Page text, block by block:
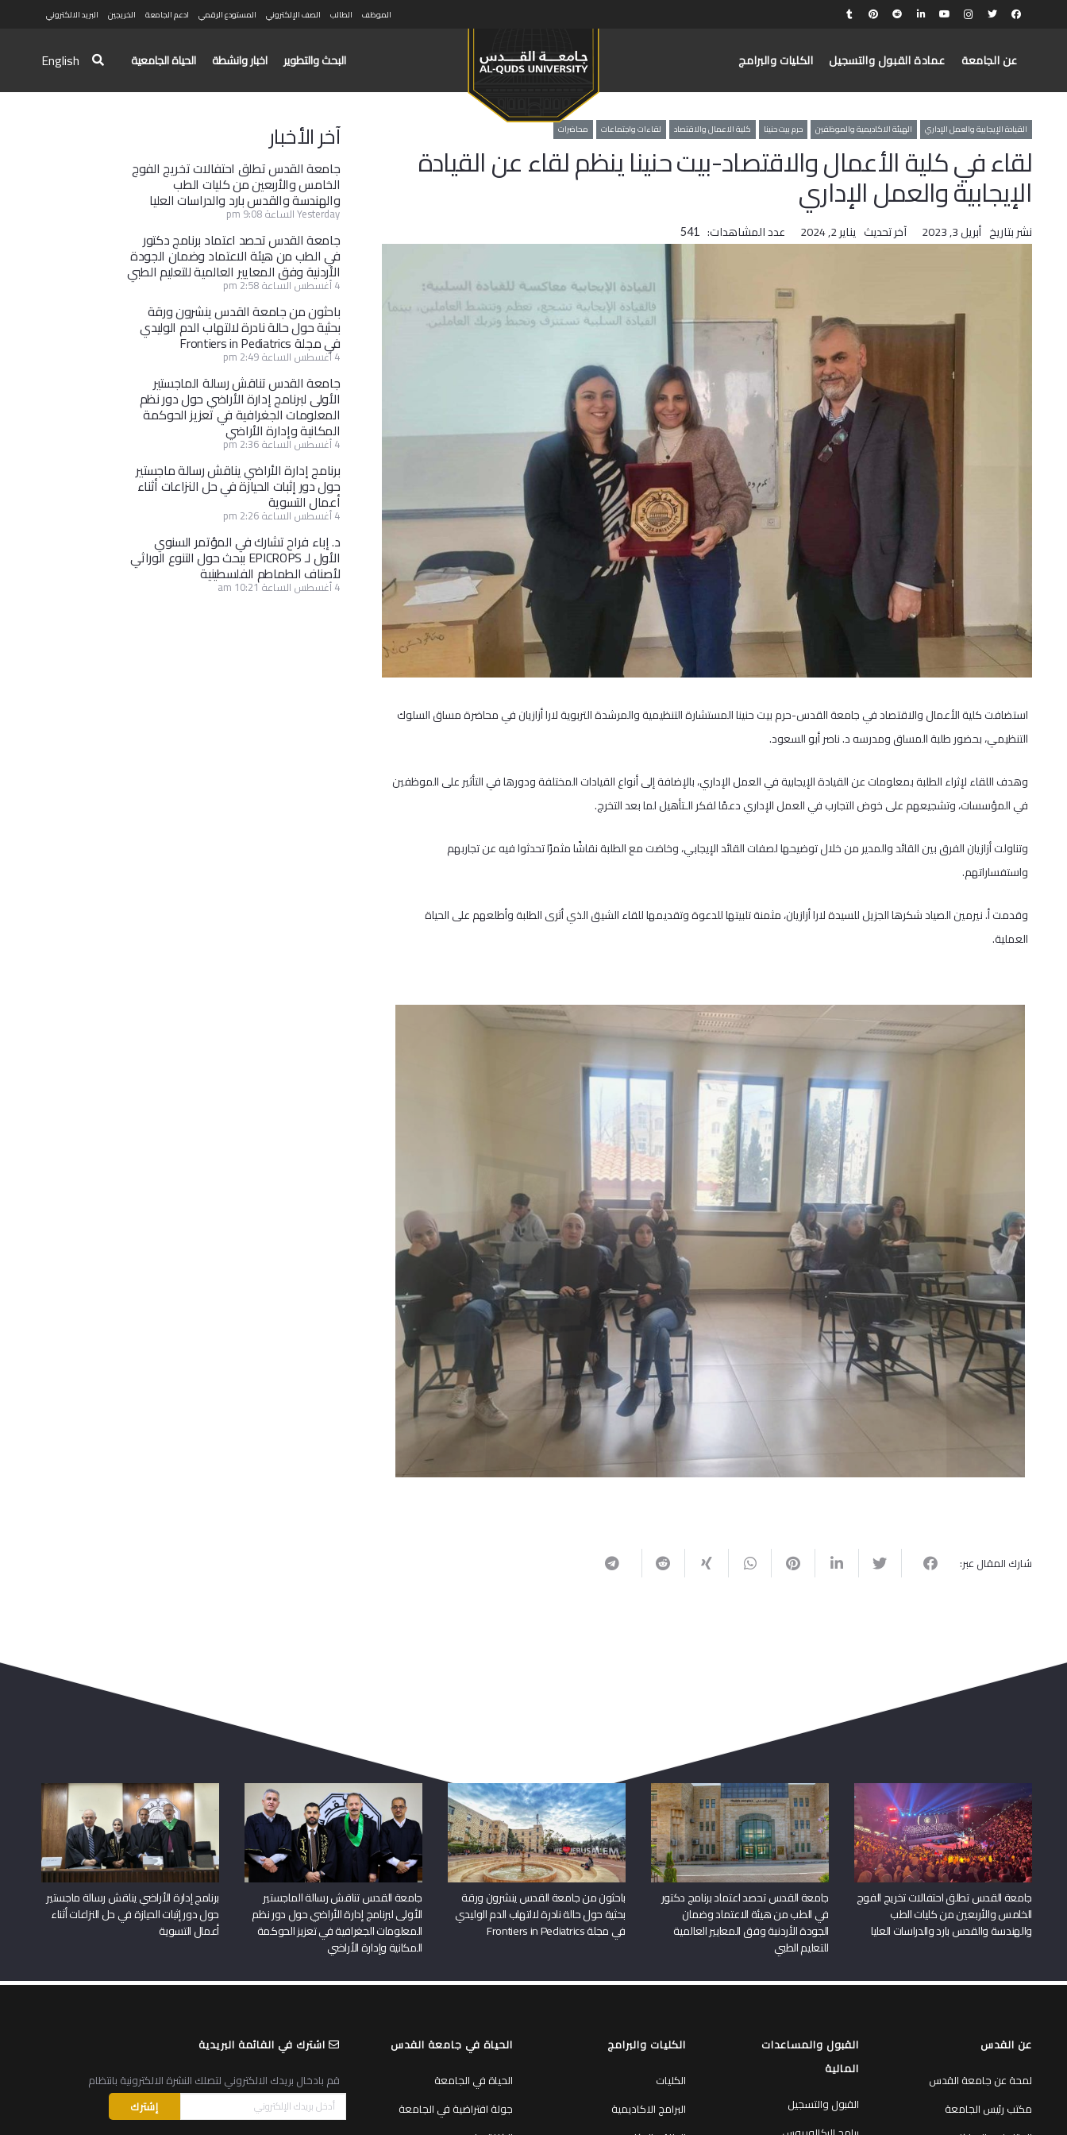
الموظف الطالب الصف الإلكتروني المستودع الرقمي ادعم الجامعة الخريجين البريد الالكتروني
عن الجامعة عمادة القبول والتسجيل الكليات والبرامج البحث والتطوير اخبار وانشطة الحياة الجامعية English
القيادة الإيجابية والعمل الإداري الهيئة الاكاديمية والموظفين حرم بيت حنينا كلية الاعمال والاقتصاد لقاءات واجتماعات محاضرات
لقاء في كلية الأعمال والاقتصاد-بيت حنينا ينظم لقاء عن القيادة
الإيجابية والعمل الإداري
نشر بتاريخ أبريل 3, 2023 آخر تحديث يناير 2, 2024 عدد المشاهدات: 541
استضافت كلية الأعمال والاقتصاد في جامعة القدس-حرم بيت حنينا المستشارة التنظيمية والمرشدة التربوية لارا أزازيان في محاضرة مساق السلوك
التنظيمي، بحضور طلبة المساق ومدرسه د. ناصر أبو السعود.
وهدف اللقاء لإثراء الطلبة بمعلومات عن القيادة الإيجابية في العمل الإداري، بالإضافة إلى أنواع القيادات المختلفة ودورها في التأثير على الموظفين
في المؤسسات، وتشجيعهم على خوض التجارب في العمل الإداري دعمًا لفكر الـتأهيل لما بعد التخرج.
وتناولت أزازيان الفرق بين القائد والمدير من خلال توضيحها لصفات القائد الإيجابي، وخاضت مع الطلبة نقاشًا مثمرًا تحدثوا فيه عن تجاربهم
واستفساراتهم.
وقدمت أ. نيرمين الصياد شكرها الجزيل للسيدة لارا أزازيان، مثمنة تلبيتها للدعوة وتقديمها للقاء الشيق الذي أثرى الطلبة وأطلعهم على الحياة
العملية.
شارك المقال عبر:
آخر الأخبار
جامعة القدس تطلق احتفالات تخريج الفوج
الخامس والأربعين من كليات الطب
والهندسة والقدس بارد والدراسات العليا
Yesterday الساعة 9:08 pm
جامعة القدس تحصد اعتماد برنامج دكتور
في الطب من هيئة الاعتماد وضمان الجودة
الأردنية وفق المعايير العالمية للتعليم الطبي
4 أغسطس الساعة 2:58 pm
باحثون من جامعة القدس ينشرون ورقة
بحثية حول حالة نادرة لالتهاب الدم الوليدي
في مجلة Frontiers in Pediatrics
4 أغسطس الساعة 2:49 pm
جامعة القدس تناقش رسالة الماجستير
الأولى لبرنامج إدارة الأراضي حول دور نظم
المعلومات الجغرافية في تعزيز الحوكمة
المكانية وإدارة الأراضي
4 أغسطس الساعة 2:36 pm
برنامج إدارة الأراضي يناقش رسالة ماجستير
حول دور إثبات الحيازة في حل النزاعات أثناء
أعمال التسوية
4 أغسطس الساعة 2:26 pm
د. إباء فراح تشارك في المؤتمر السنوي
الأول لـ EPICROPS ببحث حول التنوع الوراثي
لأصناف الطماطم الفلسطينية
4 أغسطس الساعة 10:21 am
جامعة القدس تطلق احتفالات تخريج الفوج
الخامس والأربعين من كليات الطب
والهندسة والقدس بارد والدراسات العليا
جامعة القدس تحصد اعتماد برنامج دكتور
في الطب من هيئة الاعتماد وضمان
الجودة الأردنية وفق المعايير العالمية
للتعليم الطبي
باحثون من جامعة القدس ينشرون ورقة
بحثية حول حالة نادرة لالتهاب الدم الوليدي
في مجلة Frontiers in Pediatrics
جامعة القدس تناقش رسالة الماجستير
الأولى لبرنامج إدارة الأراضي حول دور نظم
المعلومات الجغرافية في تعزيز الحوكمة
المكانية وإدارة الأراضي
برنامج إدارة الأراضي يناقش رسالة ماجستير
حول دور إثبات الحيازة في حل النزاعات أثناء
أعمال التسوية
عن القدس
لمحة عن جامعة القدس
مكتب رئيس الجامعة
القبول والمساعدات
المالية
القبول والتسجيل
الكليات والبرامج
الكليات
البرامج الاكاديمية
الحياة في جامعة القدس
الحياة في الجامعة
جولة افتراضية في الجامعة
اشترك في القائمة البريدية
قم بادخال بريدك الالكتروني لتصلك النشرة الالكترونية بانتظام